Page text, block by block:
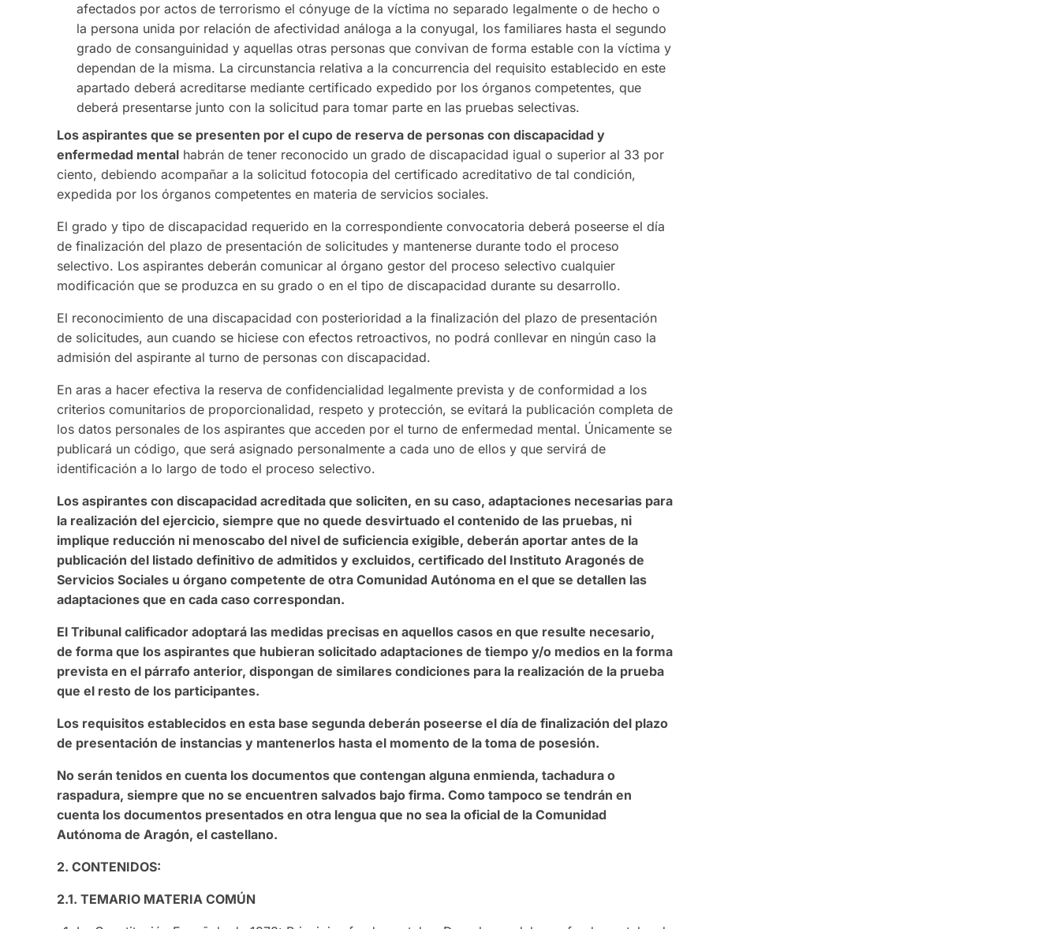
afectados por actos de terrorismo el cónyuge de la víctima no separado legalmente o de hecho o
la persona unida por relación de afectividad análoga a la conyugal, los familiares hasta el segundo
grado de consanguinidad y aquellas otras personas que convivan de forma estable con la víctima y
dependan de la misma. La circunstancia relativa a la concurrencia del requisito establecido en este
apartado deberá acreditarse mediante certificado expedido por los órganos competentes, que
deberá presentarse junto con la solicitud para tomar parte en las pruebas selectivas.
Los aspirantes que se presenten por el cupo de reserva de personas con discapacidad y
enfermedad mental habrán de tener reconocido un grado de discapacidad igual o superior al 33 por
ciento, debiendo acompañar a la solicitud fotocopia del certificado acreditativo de tal condición,
expedida por los órganos competentes en materia de servicios sociales.
El grado y tipo de discapacidad requerido en la correspondiente convocatoria deberá poseerse el día
de finalización del plazo de presentación de solicitudes y mantenerse durante todo el proceso
selectivo. Los aspirantes deberán comunicar al órgano gestor del proceso selectivo cualquier
modificación que se produzca en su grado o en el tipo de discapacidad durante su desarrollo.
El reconocimiento de una discapacidad con posterioridad a la finalización del plazo de presentación
de solicitudes, aun cuando se hiciese con efectos retroactivos, no podrá conllevar en ningún caso la
admisión del aspirante al turno de personas con discapacidad.
En aras a hacer efectiva la reserva de confidencialidad legalmente prevista y de conformidad a los
criterios comunitarios de proporcionalidad, respeto y protección, se evitará la publicación completa de
los datos personales de los aspirantes que acceden por el turno de enfermedad mental. Únicamente se
publicará un código, que será asignado personalmente a cada uno de ellos y que servirá de
identificación a lo largo de todo el proceso selectivo.
Los aspirantes con discapacidad acreditada que soliciten, en su caso, adaptaciones necesarias para
la realización del ejercicio, siempre que no quede desvirtuado el contenido de las pruebas, ni
implique reducción ni menoscabo del nivel de suficiencia exigible, deberán aportar antes de la
publicación del listado definitivo de admitidos y excluidos, certificado del Instituto Aragonés de
Servicios Sociales u órgano competente de otra Comunidad Autónoma en el que se detallen las
adaptaciones que en cada caso correspondan.
El Tribunal calificador adoptará las medidas precisas en aquellos casos en que resulte necesario,
de forma que los aspirantes que hubieran solicitado adaptaciones de tiempo y/o medios en la forma
prevista en el párrafo anterior, dispongan de similares condiciones para la realización de la prueba
que el resto de los participantes.
Los requisitos establecidos en esta base segunda deberán poseerse el día de finalización del plazo
de presentación de instancias y mantenerlos hasta el momento de la toma de posesión.
No serán tenidos en cuenta los documentos que contengan alguna enmienda, tachadura o
raspadura, siempre que no se encuentren salvados bajo firma. Como tampoco se tendrán en
cuenta los documentos presentados en otra lengua que no sea la oficial de la Comunidad
Autónoma de Aragón, el castellano.
2. CONTENIDOS:
2.1. TEMARIO MATERIA COMÚN